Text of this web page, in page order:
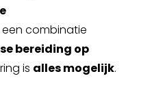
combinatie
bereiding op
is alles mogelijk.